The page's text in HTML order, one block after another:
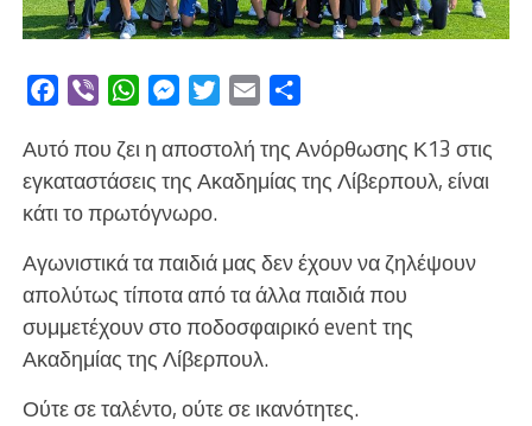
Facebook
Viber WhatsAppMessengerTwitterEmail
Αυτό που ζει η αποστολή της Ανόρθωσης Κ13 στις
εγκαταστάσεις της Ακαδημίας της Λίβερπουλ, είναι
κάτι το πρωτόγνωρο.
Αγωνιστικά τα παιδιά μας δεν έχουν να ζηλέψουν
απολύτως τίποτα από τα άλλα παιδιά που
συμμετέχουν στο ποδοσφαιρικό event της
Ακαδημίας της Λίβερπουλ.
Ούτε σε ταλέντο, ούτε σε ικανότητες.